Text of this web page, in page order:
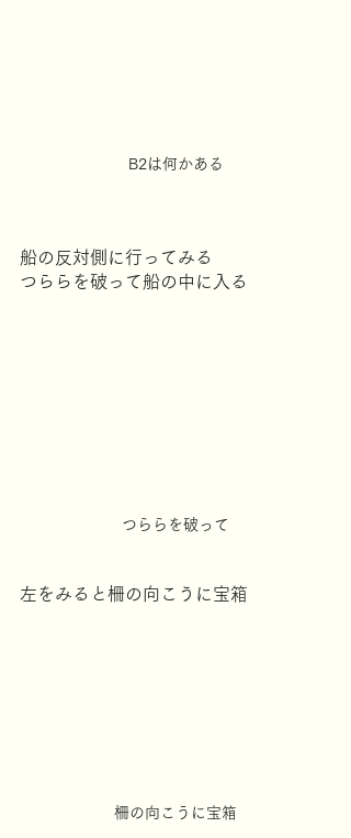
B2は何かある
船の反対側に行ってみる
つららを破って船の中に入る
つららを破って
左をみると柵の向こうに宝箱
柵の向こうに宝箱